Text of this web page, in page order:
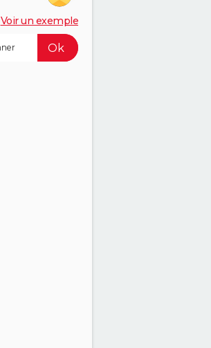
Voir un exemple